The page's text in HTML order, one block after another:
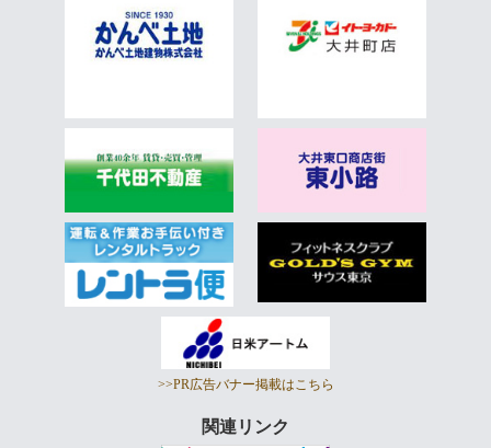
>>PR広告バナー掲載はこちら
関連リンク